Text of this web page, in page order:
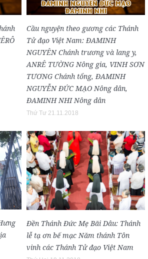
Cầu nguyện theo gương các Thánh
Tử đạo Việt Nam: ĐAMINH
NGUYÊN Chánh trương và lang y,
ANRÊ TƯỜNG Nông gia, VINH SƠN
TƯƠNG Chánh tổng, ĐAMINH
NGUYỄN ĐỨC MẠO Nông dân,
ĐAMINH NHI Nông dân
Thứ Tư 21.11.2018
Đền Thánh Đức Mẹ Bãi Dâu: Thánh
lễ tạ ơn bế mạc Năm thánh Tôn
vinh các Thánh Tử đạo Việt Nam